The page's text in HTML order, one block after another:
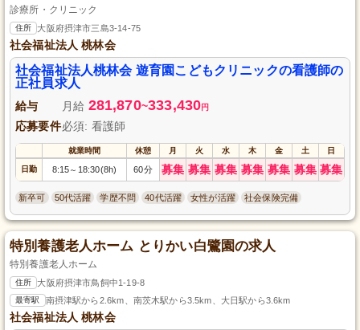
診療所・クリニック
住所 大阪府摂津市三島3-14-75
社会福祉法人 桃林会
社会福祉法人桃林会 遊育園こどもクリニックの看護師の
正社員求人
給与 月給 281,870~333,430円
応募要件必須: 看護師
就業時間 休憩 月 火 水 木 金 土 日
日勤 8:15～ 18:30(8h) 60分 募集 募集 募集 募集 募集 募集 募集
新卒可 50代活躍 学歴不問 40代活躍 女性が活躍 社会保険完備
特別養護老人ホーム とりかい白鷺園の求人
特別養護老人ホーム
住所 大阪府摂津市鳥飼中1-19-8
最寄駅 南摂津駅から2.6km、南茨木駅から3.5km、大日駅から3.6km
社会福祉法人 桃林会